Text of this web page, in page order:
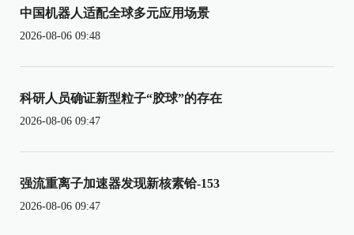
中国机器人适配全球多元应用场景
2026-08-06 09:48
科研人员确证新型粒子“胶球”的存在
2026-08-06 09:47
强流重离子加速器发现新核素铪-153
2026-08-06 09:47